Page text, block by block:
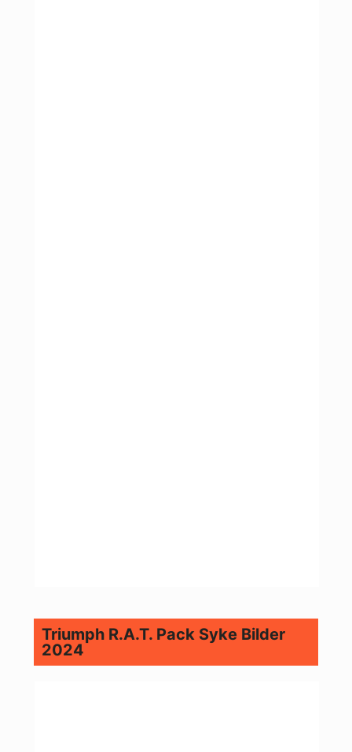
Triumph R.A.T. Pack Syke Bilder
2024